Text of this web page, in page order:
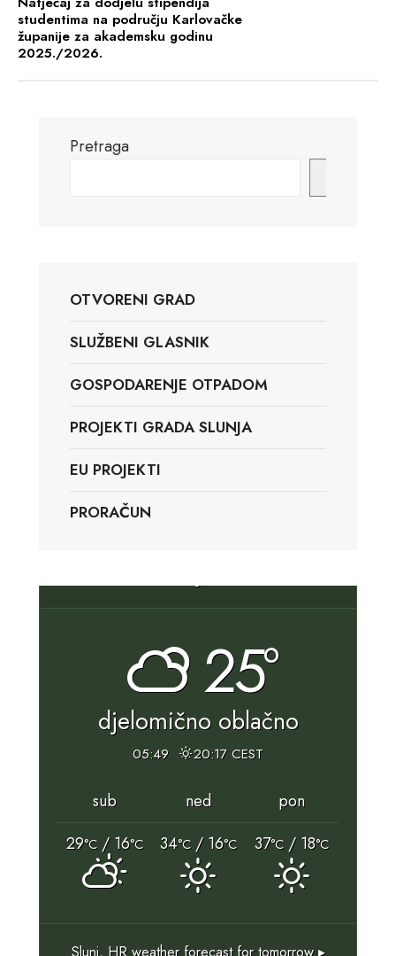
studentima na području Karlovačke
županije za akademsku godinu
2025./2026.
Pretraga
OTVORENI GRAD
SLUŽBENI GLASNIK
GOSPODARENJE OTPADOM
PROJEKTI GRADA SLUNJA
EU PROJEKTI
PRORAČUN
25°
djelomično oblačno
05:49 20:17 CEST
sub ned
pon
29°C/ 16°C 34°C/ 16°C 37°C / 18°C